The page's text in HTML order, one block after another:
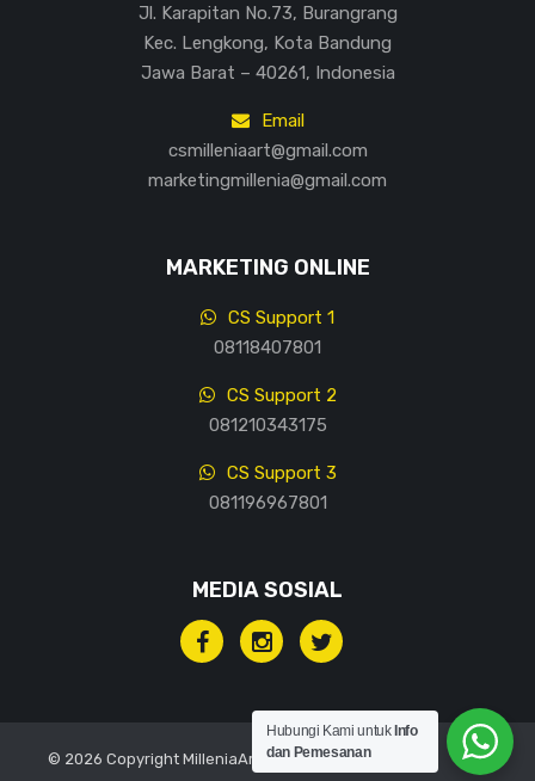
Jl. Karapitan No.73, Burangrang
Kec. Lengkong, Kota Bandung
Jawa Barat – 40261, Indonesia
Email
csmilleniaart@gmail.com
marketingmillenia@gmail.com
MARKETING ONLINE
CS Support 1
08118407801
CS Support 2
081210343175
CS Support 3
081196967801
MEDIA SOSIAL
© 2026 Copyright MilleniaArt, All rights reserved.
Hubungi Kami untuk Info
dan Pemesanan